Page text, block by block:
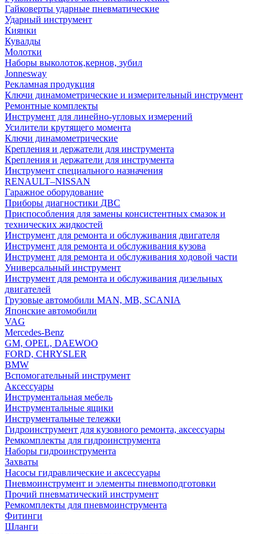
Гайковерты ударные пневматические
Ударный инструмент
Киянки
Кувалды
Молотки
Наборы выколоток,кернов, зубил
Jonnesway
Рекламная продукция
Ключи динамометрические и измерительный инструмент
Ремонтные комплекты
Инструмент для линейно-угловых измерений
Усилители крутящего момента
Ключи динамометрические
Крепления и держатели для инструмента
Крепления и держатели для инструмента
Инструмент специального назначения
RENAULT–NISSAN
Гаражное оборудование
Приборы диагностики ДВС
Приспособления для замены консистентных смазок и
технических жидкостей
Инструмент для ремонта и обслуживания двигателя
Инструмент для ремонта и обслуживания кузова
Инструмент для ремонта и обслуживания ходовой части
Универсальный инструмент
Инструмент для ремонта и обслуживания дизельных
двигателей
Грузовые автомобили MAN, MB, SCANIA
Японские автомобили
VAG
Mercedes-Benz
GM, OPEL, DAEWOO
FORD, CHRYSLER
BMW
Вспомогательный инструмент
Аксессуары
Инструментальная мебель
Инструментальные ящики
Инструментальные тележки
Гидроинструмент для кузовного ремонта, аксессуары
Ремкомплекты для гидроинструмента
Наборы гидроинструмента
Захваты
Насосы гидравлические и аксессуары
Пневмоинструмент и элементы пневмоподготовки
Прочий пневматический инструмент
Ремкомплекты для пневмоинструмента
Фитинги
Шланги